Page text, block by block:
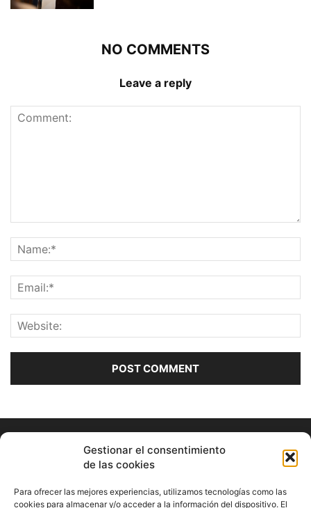
Gestionar el consentimiento
de las cookies
Para ofrecer las mejores experiencias, utilizamos tecnologías como las
cookies para almacenar y/o acceder a la información del dispositivo. El
NO COMMENTS
Leave a reply